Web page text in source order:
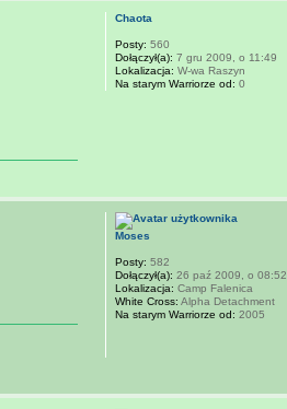
Chaota
Posty: 560
Dołączył(a): 7 gru 2009, o 11:49
Lokalizacja: W-wa Raszyn
Na starym Warriorze od: 0
Moses
Posty: 582
Dołączył(a): 26 paź 2009, o 08:52
Lokalizacja: Camp Falenica
White Cross: Alpha Detachment
Na starym Warriorze od: 2005